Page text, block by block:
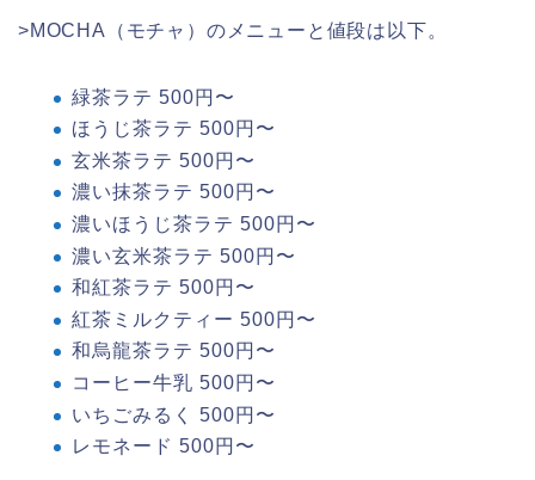
>MOCHA（モチャ）のメニューと値段は以下。
緑茶ラテ 500円〜
ほうじ茶ラテ 500円〜
玄米茶ラテ 500円〜
濃い抹茶ラテ 500円〜
濃いほうじ茶ラテ 500円〜
濃い玄米茶ラテ 500円〜
和紅茶ラテ 500円〜
紅茶ミルクティー 500円〜
和烏龍茶ラテ 500円〜
コーヒー牛乳 500円〜
いちごみるく 500円〜
レモネード 500円〜